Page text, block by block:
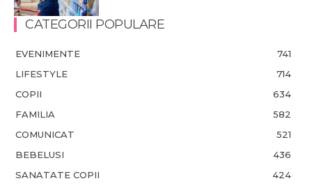
CATEGORII POPULARE
EVENIMENTE
741
LIFESTYLE
714
COPII
634
FAMILIA
582
COMUNICAT
521
BEBELUSI
436
SANATATE COPII
424